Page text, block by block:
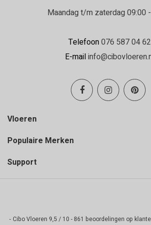
Maandag t/m zaterdag 09:00
Telefoon076 587 04 62
E-mail
Vloeren
Populaire Merken
Support
- Cibo Vloeren 9,5 / 10 - 861 beoordelingen op